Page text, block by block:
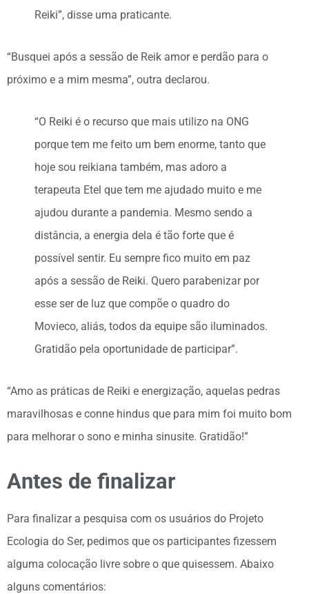
Reiki”, disse uma praticante.
“Busquei após a sessão de Reik amor e perdão para o
próximo e a mim mesma”, outra declarou.
“O Reiki é o recurso que mais utilizo na ONG
porque tem me feito um bem enorme, tanto que
hoje sou reikiana também, mas adoro a
terapeuta Etel que tem me ajudado muito e me
ajudou durante a pandemia. Mesmo sendo a
distância, a energia dela é tão forte que é
possível sentir. Eu sempre fico muito em paz
após a sessão de Reiki. Quero parabenizar por
esse ser de luz que compõe o quadro do
Movieco, aliás, todos da equipe são iluminados.
Gratidão pela oportunidade de participar”.
“Amo as práticas de Reiki e energização, aquelas pedras
maravilhosas e conne hindus que para mim foi muito bom
para melhorar o sono e minha sinusite. Gratidão!”
Antes de finalizar
Para finalizar a pesquisa com os usuários do Projeto
Ecologia do Ser, pedimos que os participantes fizessem
alguma colocação livre sobre o que quisessem. Abaixo
alguns comentários: